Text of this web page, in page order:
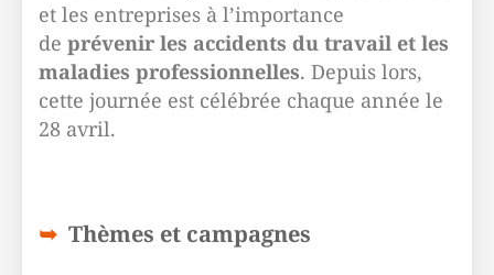
et les entreprises à l’importance
de prévenir les accidents du travail et les
maladies professionnelles. Depuis lors,
cette journée est célébrée chaque année le
28 avril.
Thèmes et campagnes